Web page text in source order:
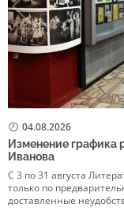
04.08.2026
Изменение графика
Иванова
С 3 по 31 августа
только по
доставленные